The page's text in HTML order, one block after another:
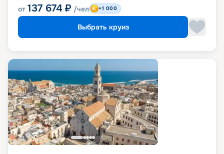
от 137 674 ₽ /чел +1 000
Выбрать круиз